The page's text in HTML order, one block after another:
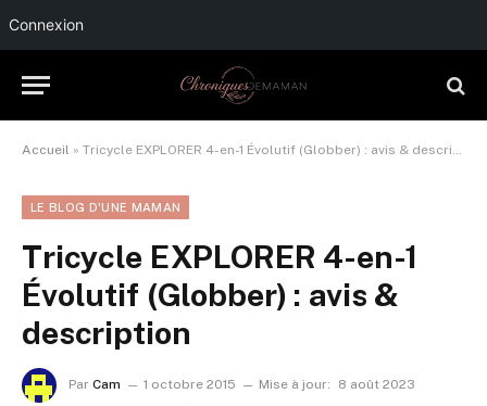
Connexion
Accueil » Tricycle EXPLORER 4-en-1 Évolutif (Globber) : avis & description
LE BLOG D'UNE MAMAN
Tricycle EXPLORER 4-en-1
Évolutif (Globber) : avis &
description
Par Cam 1 octobre 2015 Mise à jour:
8 août 2023